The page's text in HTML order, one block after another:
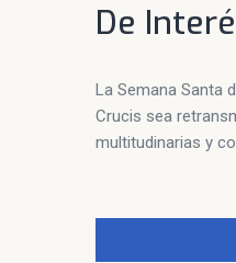
De
La Semana Santa
Crucis sea
multitudinarias y